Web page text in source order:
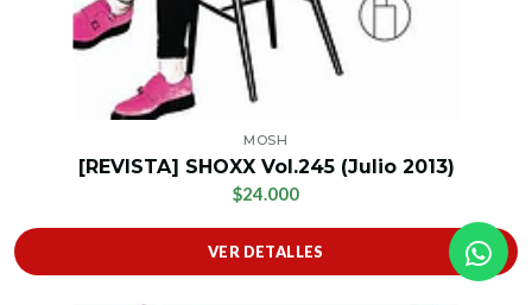
MOSH
[REVISTA] SHOXX Vol.245 (Julio 2013)
$24.000
VER DETALLES